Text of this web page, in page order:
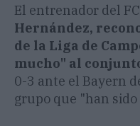
El entrenador del
Hernández,
de la Liga de
mucho" al
0-3 ante el Bayern
grupo que "han